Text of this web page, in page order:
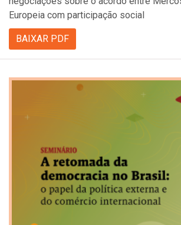
Europeia com participação social
BAIXAR PDF